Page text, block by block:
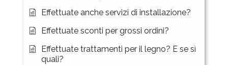
Effettuate anche servizi di installazione?
Effettuate sconti per grossi ordini?
Effettuate trattamenti per il legno? E se sì
quali?